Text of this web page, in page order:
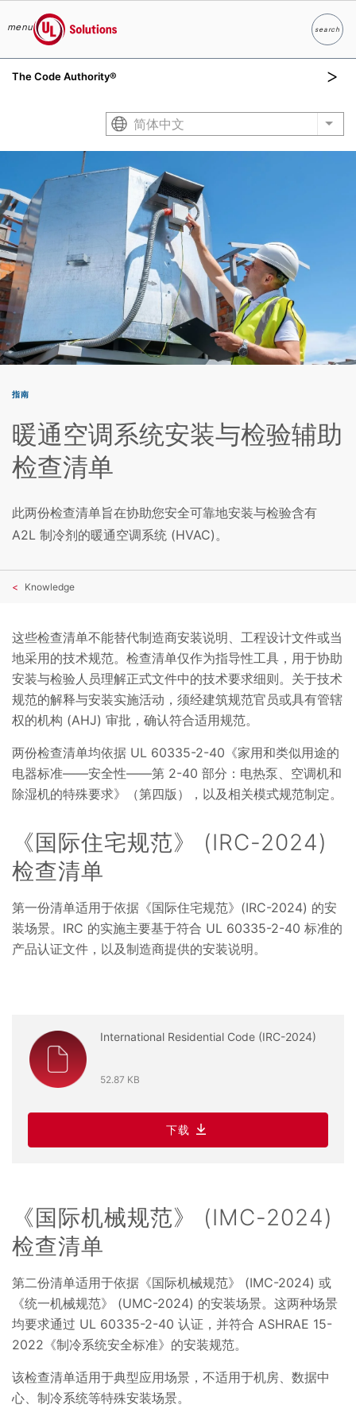
menu
UL Solutions
searchSearch
The Code Authority®
简体中文 List
指南
暖通空调系统安装与检验辅助
检查清单
此两份检查清单旨在协助您安全可靠地安装与检验含有
A2L 制冷剂的暖通空调系统 (HVAC)。
Knowledge
这些检查清单不能替代制造商安装说明、工程设计文件或当
地采用的技术规范。检查清单仅作为指导性工具，用于协助
安装与检验人员理解正式文件中的技术要求细则。关于技术
规范的解释与安装实施活动，须经建筑规范官员或具有管辖
权的机构 (AHJ) 审批，确认符合适用规范。
两份检查清单均依据 UL 60335-2-40《家用和类似用途的
电器标准——安全性——第 2-40 部分：电热泵、空调机和
除湿机的特殊要求》（第四版），以及相关模式规范制定。
《国际住宅规范》 (IRC-2024)
检查清单
第一份清单适用于依据《国际住宅规范》(IRC-2024) 的安
装场景。IRC 的实施主要基于符合 UL 60335-2-40 标准的
产品认证文件，以及制造商提供的安装说明。
International Residential Code (IRC-2024)
52.87 KB
下载
《国际机械规范》 (IMC-2024)
检查清单
第二份清单适用于依据《国际机械规范》 (IMC-2024) 或
《统一机械规范》 (UMC-2024) 的安装场景。这两种场景
均要求通过 UL 60335-2-40 认证，并符合 ASHRAE 15-
2022《制冷系统安全标准》的安装规范。
该检查清单适用于典型应用场景，不适用于机房、数据中
心、制冷系统等特殊安装场景。